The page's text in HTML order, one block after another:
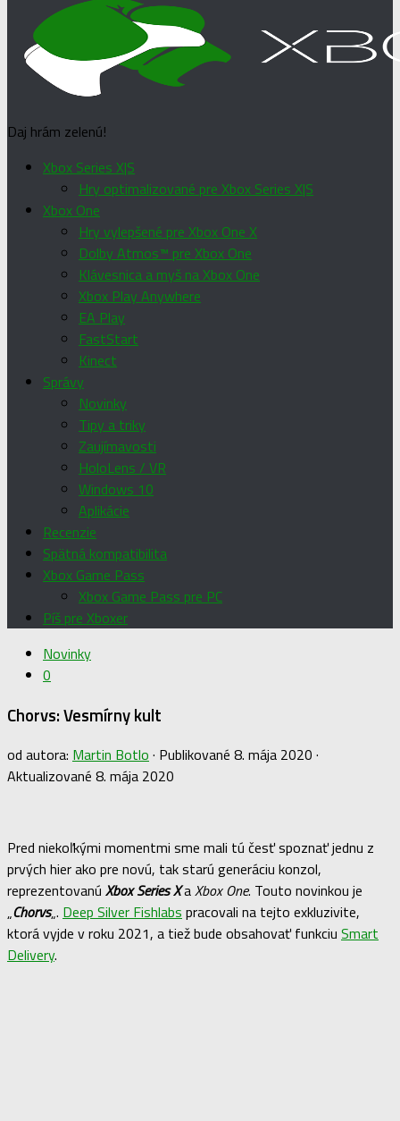
Daj hrám zelenú!
Xbox Series X|S
Hry optimalizované pre Xbox Series X|S
Xbox One
Hry vylepšené pre Xbox One X
Dolby Atmos™ pre Xbox One
Klávesnica a myš na Xbox One
Xbox Play Anywhere
EA Play
FastStart
Kinect
Správy
Novinky
Tipy a triky
Zaujímavosti
HoloLens / VR
Windows 10
Aplikácie
Recenzie
Spätná kompatibilita
Xbox Game Pass
Xbox Game Pass pre PC
Píš pre Xboxer
Novinky
0
Chorvs: Vesmírny kult
od autora: Martin Botlo · Publikované 8. mája 2020 ·
Aktualizované 8. mája 2020
Pred niekoľkými momentmi sme mali tú česť spoznať jednu z
prvých hier ako pre novú, tak starú generáciu konzol,
reprezentovanú Xbox Series XaXbox One. Touto novinkou je
„Chorvs„. Deep Silver Fishlabs pracovali na tejto exkluzivite,
ktorá vyjde v roku 2021, a tiež bude obsahovať funkciu Smart
Delivery.